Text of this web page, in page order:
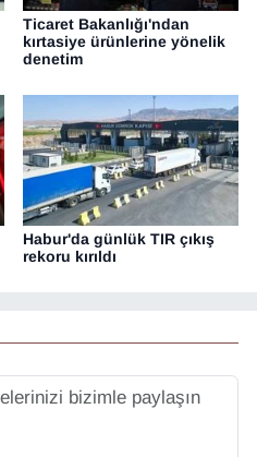
Ticaret Bakanlığı'ndan
kırtasiye ürünlerine yönelik
denetim
Habur'da günlük TIR çıkış
rekoru kırıldı